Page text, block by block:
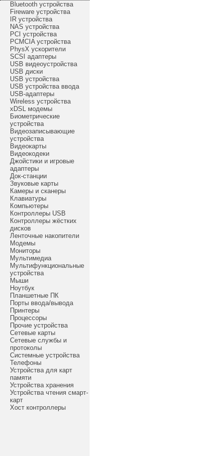
Bluetooth устройства
Fireware устройства
IR устройства
NAS устройства
PCI устройства
PCMCIA устройства
PhysX ускорители
SCSI адаптеры
USB видеоустройства
USB диски
USB устройства
USB устройства ввода
USB-адаптеры
Wireless устройства
xDSL модемы
Биометрические
устройства
Видеозаписывающие
устройства
Видеокарты
Видеокодеки
Джойстики и игровые
адаптеры
Док-станции
Звуковые карты
Камеры и сканеры
Клавиатуры
Компьютеры
Контроллеры USB
Контроллеры жёстких
дисков
Ленточные накопители
Модемы
Мониторы
Мультимедиа
Мультифункциональные
устройства
Мыши
Ноутбук
Планшетные ПК
Порты ввода/вывода
Принтеры
Процессоры
Прочие устройства
Сетевые карты
Сетевые службы и
протоколы
Системные устройства
Телефоны
Устройства для карт
памяти
Устройства хранения
Устройства чтения смарт-
карт
Хост контроллеры